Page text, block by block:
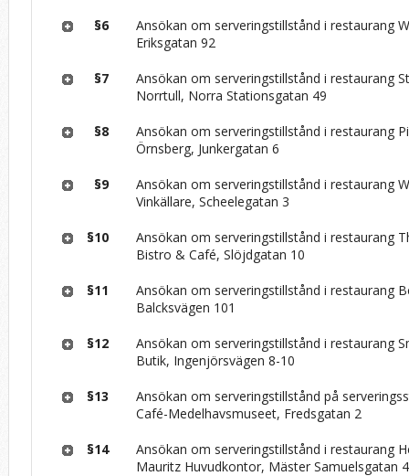
§6
Ansökan om serveringstillstånd i restaurang
Eriksgatan 92
§7
Ansökan om serveringstillstånd i restaurang
Norrtull, Norra Stationsgatan 49
§8
Ansökan om serveringstillstånd i restaurang
Örnsberg, Junkergatan 6
§9
Ansökan om serveringstillstånd i restaurang
Vinkällare, Scheelegatan 3
§10
Ansökan om serveringstillstånd i restaurang
Bistro & Café, Slöjdgatan 10
§11
Ansökan om serveringstillstånd i restaurang
Balcksvägen 101
§12
Ansökan om serveringstillstånd i restaurang
Butik, Ingenjörsvägen 8-10
§13
Ansökan om serveringstillstånd på
Café-Medelhavsmuseet, Fredsgatan 2
§14
Ansökan om serveringstillstånd i restaurang
Mauritz Huvudkontor, Mäster Samuelsgatan